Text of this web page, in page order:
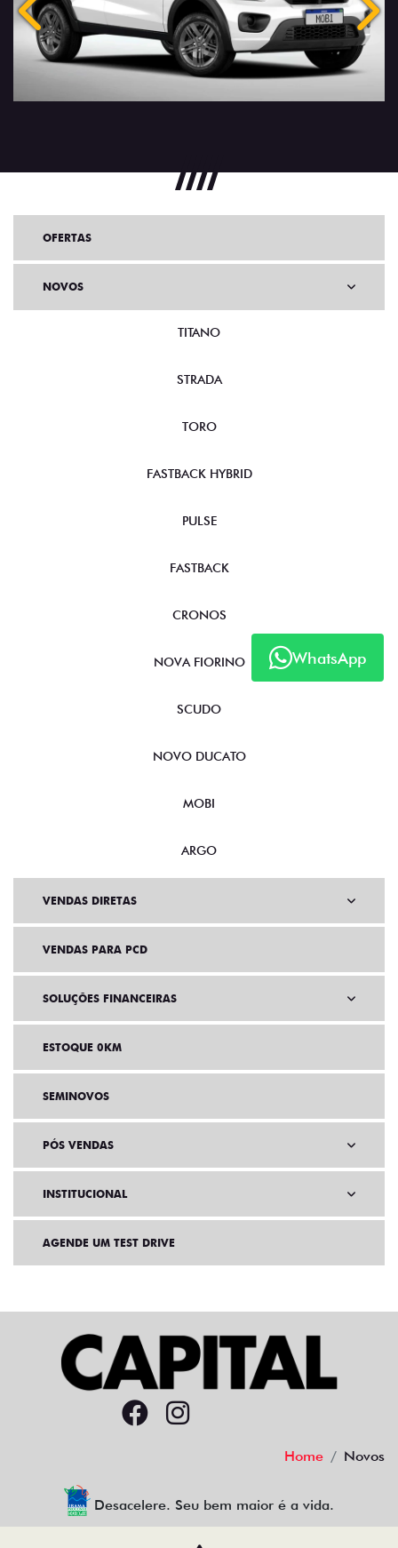
Anterior
WhatsApp
OFERTAS
NOVOS
TITANO
STRADA
TORO
FASTBACK HYBRID
PULSE
FASTBACK
CRONOS
NOVA FIORINO
SCUDO
NOVO DUCATO
MOBI
ARGO
VENDAS DIRETAS
VENDAS PARA PCD
SOLUÇÕES FINANCEIRAS
ESTOQUE 0KM
SEMINOVOS
PÓS VENDAS
INSTITUCIONAL
AGENDE UM TEST DRIVE
Home Novos
Desacelere. Seu bem maior é a vida.